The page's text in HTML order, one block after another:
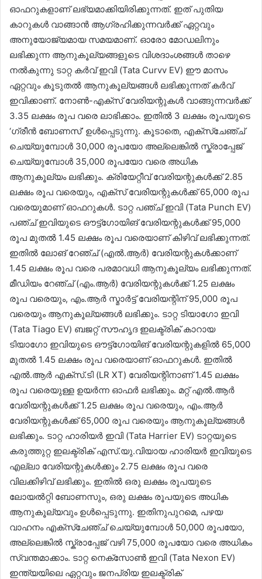
ഓഫറുകളാണ് ലഭ്യമാക്കിയിരിക്കുന്നത്. ഇത് പുതിയ
കാറുകൾ വാങ്ങാൻ ആഗ്രഹിക്കുന്നവർക്ക് ഏറ്റവും
അനുയോജ്യമായ സമയമാണ്. ഓരോ മോഡലിനും
ലഭിക്കുന്ന ആനുകൂല്യങ്ങളുടെ വിശദാംശങ്ങൾ താഴെ
നൽകുന്നു ടാറ്റ കർവ് ഇവി (Tata Curvv EV) ഈ മാസം
ഏറ്റവും കൂടുതൽ ആനുകൂല്യങ്ങൾ ലഭിക്കുന്നത് കർവ്
ഇവിക്കാണ്. നോൺ-എക്സ് വേരിയന്റുകൾ വാങ്ങുന്നവർക്ക്
3.35 ലക്ഷം രൂപ വരെ ലാഭിക്കാം. ഇതിൽ 3 ലക്ഷം രൂപയുടെ
‘ഗ്രീൻ ബോണസ്’ ഉൾപ്പെടുന്നു. കൂടാതെ, എക്സ്ചേഞ്ച്
ചെയ്യുമ്പോൾ 30,000 രൂപയോ അല്ലെങ്കിൽ സ്ക്രാപ്പേജ്
ചെയ്യുമ്പോൾ 35,000 രൂപയോ വരെ അധിക
ആനുകൂല്യം ലഭിക്കും. ക്രിയേറ്റീവ് വേരിയന്റുകൾക്ക് 2.85
ലക്ഷം രൂപ വരെയും, എക്സ് വേരിയന്റുകൾക്ക് 65,000 രൂപ
വരെയുമാണ് ഓഫറുകൾ. ടാറ്റ പഞ്ച് ഇവി (Tata Punch EV)
പഞ്ച് ഇവിയുടെ ഔട്ട്‌ഗോയിങ് വേരിയന്റുകൾക്ക് 95,000
രൂപ മുതൽ 1.45 ലക്ഷം രൂപ വരെയാണ് കിഴിവ് ലഭിക്കുന്നത്.
ഇതിൽ ലോങ് റേഞ്ച് (എൽ.ആർ) വേരിയന്റുകൾക്കാണ്
1.45 ലക്ഷം രൂപ വരെ പരമാവധി ആനുകൂല്യം ലഭിക്കുന്നത്.
മീഡിയം റേഞ്ച് (എം.ആർ) വേരിയന്റുകൾക്ക് 1.25 ലക്ഷം
രൂപ വരെയും, എം.ആർ സ്മാർട്ട് വേരിയന്റിന് 95,000 രൂപ
വരെയും ആനുകൂല്യങ്ങൾ ലഭിക്കും. ടാറ്റ ടിയാഗോ ഇവി
(Tata Tiago EV) ബജറ്റ് സൗഹൃദ ഇലക്ട്രിക് കാറായ
ടിയാഗോ ഇവിയുടെ ഔട്ട്‌ഗോയിങ് വേരിയന്റുകളിൽ 65,000
മുതൽ 1.45 ലക്ഷം രൂപ വരെയാണ് ഓഫറുകൾ. ഇതിൽ
എൽ.ആർ എക്സ്.ടി (LR XT) വേരിയന്റിനാണ് 1.45 ലക്ഷം
രൂപ വരെയുള്ള ഉയർന്ന ഓഫർ ലഭിക്കും. മറ്റ് എൽ.ആർ
വേരിയന്റുകൾക്ക് 1.25 ലക്ഷം രൂപ വരെയും, എം.ആർ
വേരിയന്റുകൾക്ക് 65,000 രൂപ വരെയും ആനുകൂല്യങ്ങൾ
ലഭിക്കും. ടാറ്റ ഹാരിയർ ഇവി (Tata Harrier EV) ടാറ്റയുടെ
കരുത്തുറ്റ ഇലക്ട്രിക് എസ്‌.യു.വിയായ ഹാരിയർ ഇവിയുടെ
എല്ലാ വേരിയന്റുകൾക്കും 2.75 ലക്ഷം രൂപ വരെ
വിലക്കിഴിവ് ലഭിക്കും. ഇതിൽ ഒരു ലക്ഷം രൂപയുടെ
ലോയൽറ്റി ബോണസും, ഒരു ലക്ഷം രൂപയുടെ അധിക
ആനുകൂല്യവും ഉൾപ്പെടുന്നു. ഇതിനുപുറമെ, പഴയ
വാഹനം എക്സ്ചേഞ്ച് ചെയ്യുമ്പോൾ 50,000 രൂപയോ,
അല്ലെങ്കിൽ സ്ക്രാപ്പേജ് വഴി 75,000 രൂപയോ വരെ അധികം
സ്വന്തമാക്കാം. ടാറ്റ നെക്സോൺ ഇവി (Tata Nexon EV)
ഇന്ത്യയിലെ ഏറ്റവും ജനപ്രിയ ഇലക്ട്രിക്